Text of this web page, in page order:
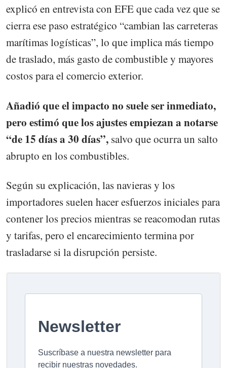
explicó en entrevista con EFE que cada vez que se
cierra ese paso estratégico “cambian las carreteras
marítimas logísticas”, lo que implica más tiempo
de traslado, más gasto de combustible y mayores
costos para el comercio exterior.
Añadió que el impacto no suele ser inmediato,
pero estimó que los ajustes empiezan a notarse
“de 15 días a 30 días”, salvo que ocurra un salto
abrupto en los combustibles.
Según su explicación, las navieras y los
importadores suelen hacer esfuerzos iniciales para
contener los precios mientras se reacomodan rutas
y tarifas, pero el encarecimiento termina por
trasladarse si la disrupción persiste.